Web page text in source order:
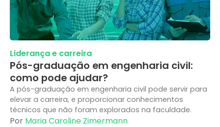
Liderança e carreira
Pós-graduação em engenharia civil:
como pode ajudar?
A pós-graduação em engenharia civil pode servir para
elevar a carreira, e proporcionar conhecimentos
técnicos que não foram explorados na faculdade.
Por Maria Caroline Zimermann